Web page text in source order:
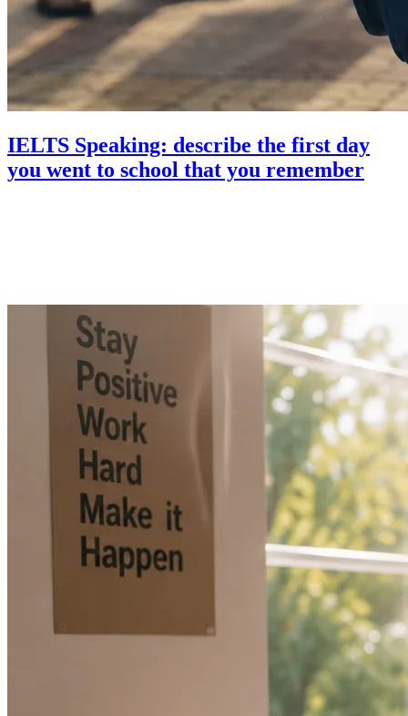
IELTS Speaking: describe the first day
you went to school that you remember